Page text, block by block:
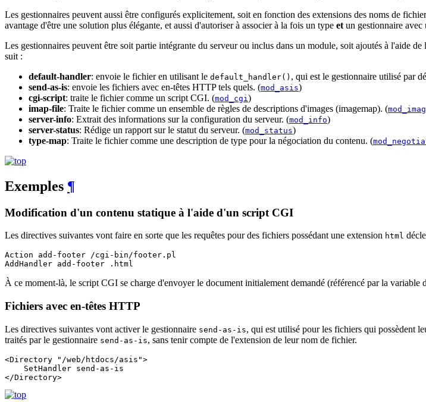
Les gestionnaires peuvent aussi être configurés explicitement, soit en fonction des extensions des noms de
avantage d'être une solution plus élégante, et aussi d'autoriser à associer à la fois un type et un gestionnaire
Les gestionnaires peuvent être soit partie intégrante du serveur ou inclus dans un module, soit ajoutés à l'aide de
suit :
default-handler: envoie le fichier en utilisant le default_handler() , qui est le gestionnaire utilisé par
send-as-is: envoie les fichiers avec en-têtes HTTP tels quels. (mod_asis)
cgi-script: traite le fichier comme un script CGI. (mod_cgi )
imap-file: Traite le fichier comme un ensemble de règles de descriptions d'images (imagemap). (
server-info: Extrait des informations sur la configuration du serveur. (mod_info)
server-status: Rédige un rapport sur le statut du serveur. (mod_status)
type-map: Traite le fichier comme une description de type pour la négociation du contenu. (
Exemples ¶
Modification d'un contenu statique à l'aide d'un script CGI
Les directives suivantes vont faire en sorte que les requêtes pour des fichiers possédant une extension html
Action add-footer /cgi-bin/footer.pl
AddHandler add-footer .html
À ce moment-là, le script CGI se charge d'envoyer le document initialement demandé (référencé par la variable
Fichiers avec en-têtes HTTP
Les directives suivantes vont activer le gestionnaire send-as-is, qui est utilisé pour les fichiers qui possèdent
traités par le gestionnaire send-as-is, sans tenir compte de l'extension de leur nom de fichier.
<Directory "/web/htdocs/asis">
    SetHandler send-as-is
</Directory>